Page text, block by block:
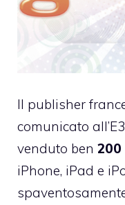
Il publisher
comunicato
venduto ben 200
iPhone, iPad e